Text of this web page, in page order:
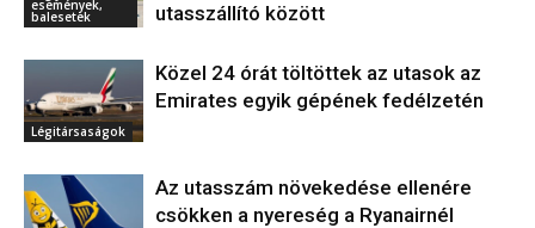
események,
balesetek
utasszállító között
Légitársaságok
Közel 24 órát töltöttek az utasok az
Emirates egyik gépének fedélzetén
Az utasszám növekedése ellenére
csökken a nyereség a Ryanairnél